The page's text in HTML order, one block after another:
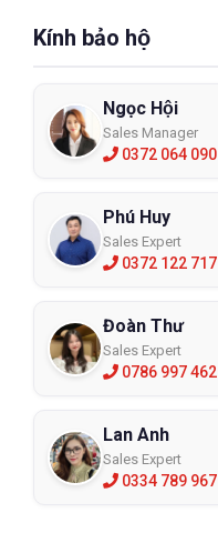
Kính bảo hộ
Ngọc Hội
Sales Manager
0372 064 090
Phú Huy
Sales Expert
0372 122 717
Đoàn Thư
Sales Expert
0786 997 462
Lan Anh
Sales Expert
0334 789 967